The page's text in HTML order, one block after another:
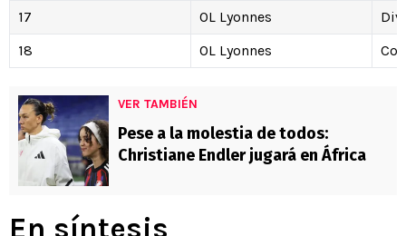
17
OL Lyonnes
18
OL Lyonnes
VER TAMBIÉN
Pese a la molestia de todos:
Christiane Endler jugará en África
En síntesis